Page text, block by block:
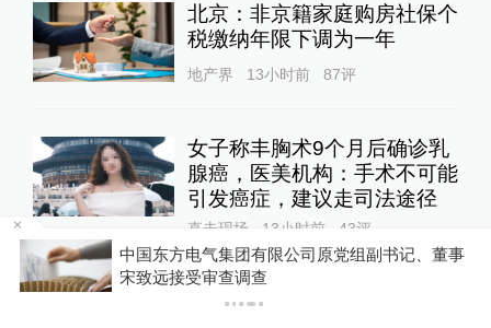
北京：非京籍家庭购房社保个
税缴纳年限下调为一年
地产界 13小时前 87评
女子称丰胸术9个月后确诊乳
腺癌，医美机构：手术不可能
引发癌症，建议走司法途径
直击现场 13小时前 43评
泸溪河发布“桃酥现金属牙
中国东方电气集团有限公司原党组副书记、董事
宋致远接受审查调查